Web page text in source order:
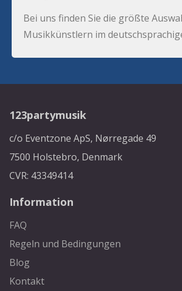
Bei uns finden Sie die größte
Musikkünstlern im
123partymusik
c/o Eventzone ApS, Nørregade 49
7500 Holstebro, Denmark
CVR: 43349414
Information
FAQ
Regeln und Bedingungen
Blog
Kontakt